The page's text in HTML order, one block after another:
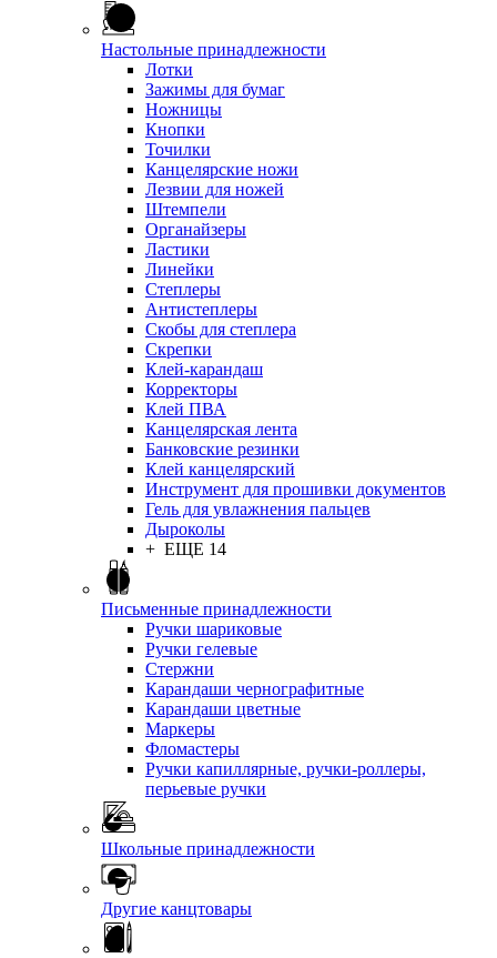
Настольные принадлежности
Лотки
Зажимы для бумаг
Ножницы
Кнопки
Точилки
Канцелярские ножи
Лезвии для ножей
Штемпели
Органайзеры
Ластики
Линейки
Степлеры
Антистеплеры
Скобы для степлера
Скрепки
Клей-карандаш
Корректоры
Клей ПВА
Канцелярская лента
Банковские резинки
Клей канцелярский
Инструмент для прошивки документов
Гель для увлажнения пальцев
Дыроколы
+ ЕЩЕ 14
Письменные принадлежности
Ручки шариковые
Ручки гелевые
Стержни
Карандаши чернографитные
Карандаши цветные
Маркеры
Фломастеры
Ручки капиллярные, ручки-роллеры,
перьевые ручки
Школьные принадлежности
Другие канцтовары